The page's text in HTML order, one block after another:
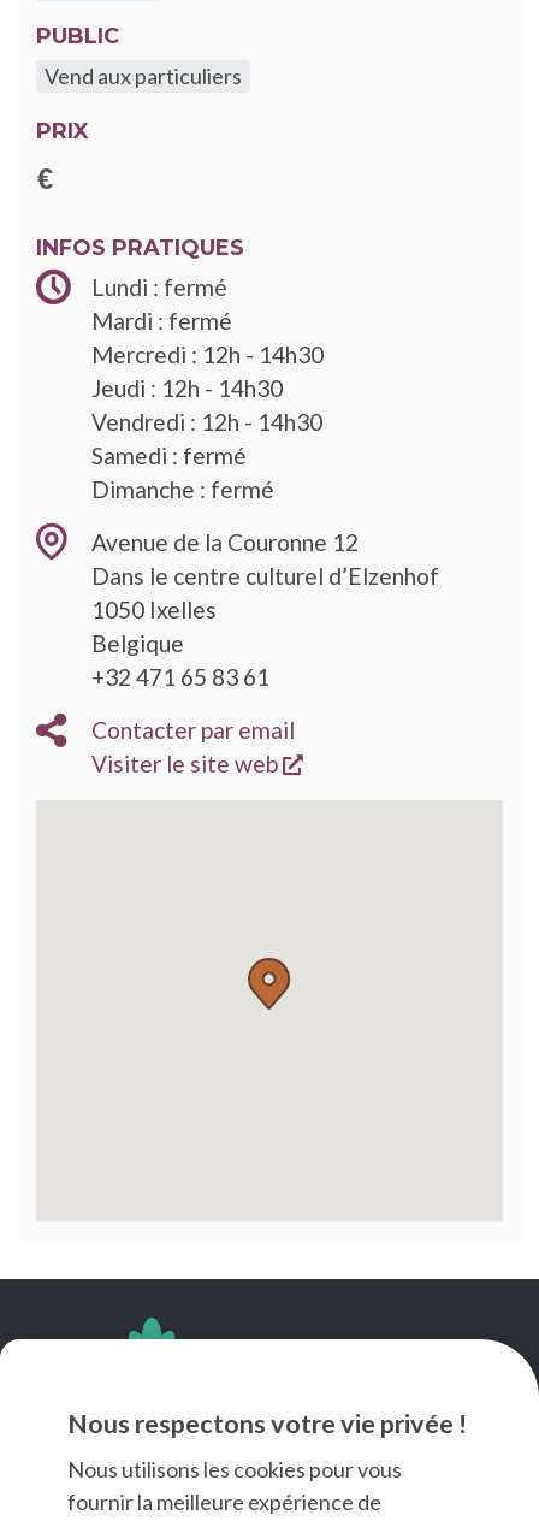
Nous respectons votre vie privée !
Nous utilisons les cookies pour vous
fournir la meilleure expérience de
PUBLIC
Vend aux particuliers
PRIX
INFOS PRATIQUES
Lundi : fermé
Mardi : fermé
Mercredi : 12h - 14h30
Jeudi : 12h - 14h30
Vendredi : 12h - 14h30
Samedi : fermé
Dimanche : fermé
Avenue de la Couronne 12
Dans le centre culturel d’Elzenhof
1050 Ixelles
Belgique
+32 471 65 83 61
Contacter par email
Visiter le site web
s'ouvre dans une